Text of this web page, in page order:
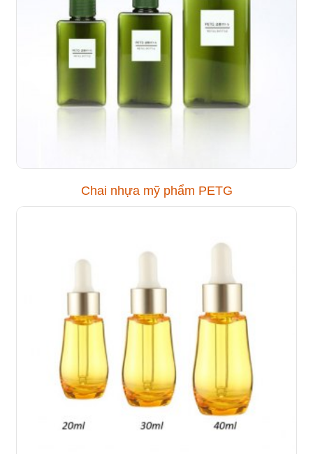
Chai nhựa mỹ phẩm PETG